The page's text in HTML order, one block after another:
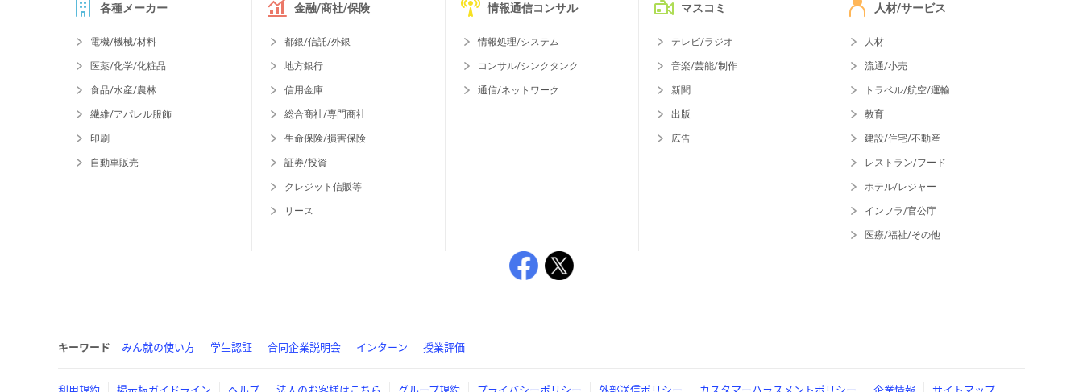
各種メーカー
電機/機械/材料
医薬/化学/化粧品
食品/水産/農林
繊維/アパレル服飾
印刷
自動車販売
金融/商社/保険
都銀/信託/外銀
地方銀行
信用金庫
総合商社/専門商社
生命保険/損害保険
証券/投資
クレジット信販等
リース
情報通信コンサル
情報処理/システム
コンサル/シンクタンク
通信/ネットワーク
マスコミ
テレビ/ラジオ
音楽/芸能/制作
新聞
出版
広告
人材/サービス
人材
流通/小売
トラベル/航空/運輸
教育
建設/住宅/不動産
レストラン/フード
ホテル/レジャー
インフラ/官公庁
医療/福祉/その他
キーワード みん就の使い方 学生認証 合同企業説明会 インターン 授業評価